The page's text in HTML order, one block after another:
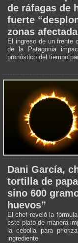
de ráfagas de
fuerte
zonas
El ingreso de un frente
de la Patagonia
pronóstico del tiempo
Dani García,
tortilla de
sino 600
huevos”
El chef reveló la
este plato de manera
la cebolla para
ingrediente